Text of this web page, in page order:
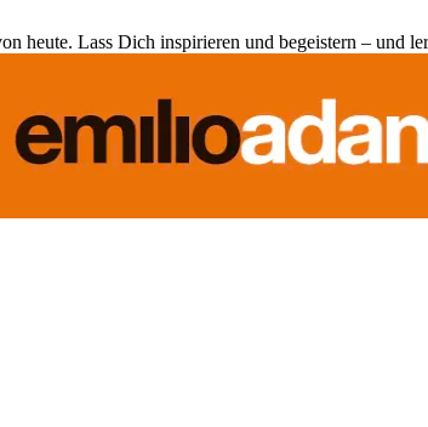
heute. Lass Dich inspirieren und begeistern – und